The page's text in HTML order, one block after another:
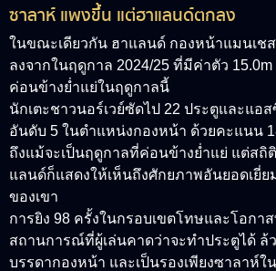
ซาลาห์ แพงขึ้น แต่ฮาแลนด์ตกลง
ในขณะเดียวกัน ฮาแลนด์ กองหน้าแมนเช
ลงจากในฤดูกาล 2024/25 ที่มีค่าตัว
ค่อนข้างย่ำแย่ในฤดูกาลนี้
นักเตะชาวนอร์เวย์ซัดไป 22 ประตูและแอ
อันดับ 5 ในตำแหน่งกองหน้า ด้วยคะแนน
ถึงแม้จะเป็นฤดูกาลที่ค่อนข้างย่ำแย่ แต่สถิ
แลนด์ก็แสดงให้เห็นถึงศักยภาพอันยอดเยี่ย
ของเขา
การยิง 98 ครั้งในกรอบเขตโทษและโอกา
สถานการณ์ที่ผู้เล่นคาดว่าจะทำประตูได้ ล้
บรรดากองหน้า และเป็นรองเพียงซาลาห์